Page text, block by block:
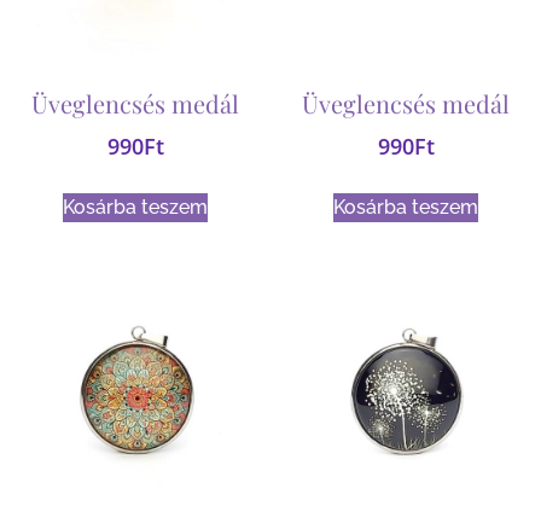
Üveglencsés medál
990Ft
Kosárba teszem
Üveglencsés medál
990Ft
Kosárba teszem